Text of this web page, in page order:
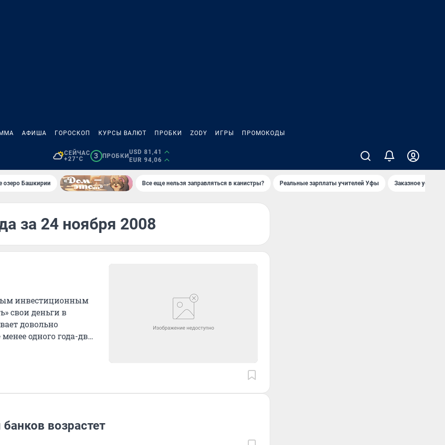
АФИША ГОРОСКОП КУРСЫ ВАЛЮТ ПРОБКИ ZODY ИГРЫ ПРОМОКОДЫ
СЕЙЧАС
+27°C
3 ПРОБКИ
USD 81,41
EUR 94,06
озеро Башкирии Все еще нельзя заправляться в канистры? Реальные зарплаты учителей Уфы Заказное
за 24 ноября 2008
инвестиционным
свои деньги в
довольно
одного года-двух
возрастет